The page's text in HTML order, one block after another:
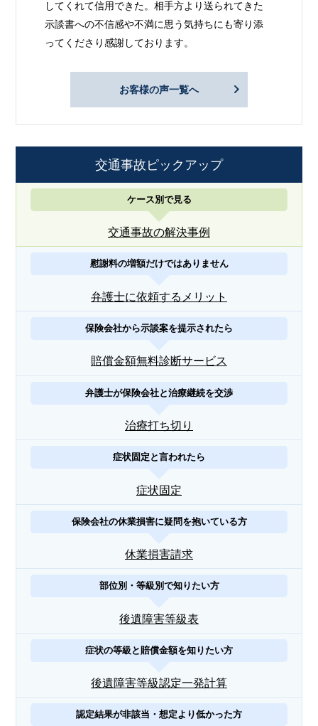
してくれて信用できた。相手方より送られてきた
示談書への不信感や不満に思う気持ちにも寄り添
ってくださり感謝しております。
お客様の声一覧へ
交通事故ピックアップ
ケース別で見る
交通事故の解決事例
慰謝料の増額だけではありません
弁護士に依頼するメリット
保険会社から示談案を提示されたら
賠償金額無料診断サービス
弁護士が保険会社と治療継続を交渉
治療打ち切り
症状固定と言われたら
症状固定
保険会社の休業損害に疑問を抱いている方
休業損害請求
部位別・等級別で知りたい方
後遺障害等級表
症状の等級と賠償金額を知りたい方
後遺障害等級認定一発計算
認定結果が非該当・想定より低かった方